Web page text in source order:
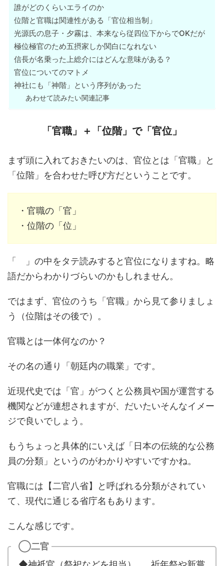
誰がどのくらいエライのか
位階と官職は関連性がある「官位相当制」
光源氏の息子・夕霧は、本来なら従四位下からでOKだが
極位極官のため五摂家しか関白になれない
信長が名乗った上総介にはどんな意味がある？
官位についてのマトメ
神社にも「神階」という序列があった
あわせて読みたい関連記事
「官職」＋「位階」で「官位」
まず頭に入れておきたいのは、官位とは「官職」と
「位階」を合わせた呼び方だということです。
・官職の「官」
・位階の「位」
「 」の中をタテ読みすると官位になりますね。略
語だからわかりづらいのかもしれません。
ではまず、官位のうち「官職」から見て参りましょ
う（位階はその後で）。
官職とは一体何なのか？
その名の通り「朝廷内の職業」です。
近現代史では「官」がつくと公務員や国が運営する
機関などが連想されますが、だいたいそんなイメー
ジで良いでしょう。
もうちょっと具体的にいえば「日本の伝統的な公務
員の分類」というのがわかりやすいですかね。
官職には【二官八省】と呼ばれる分類がされてい
て、現代に通じる省庁名もあります。
こんな感じです。
◯二官